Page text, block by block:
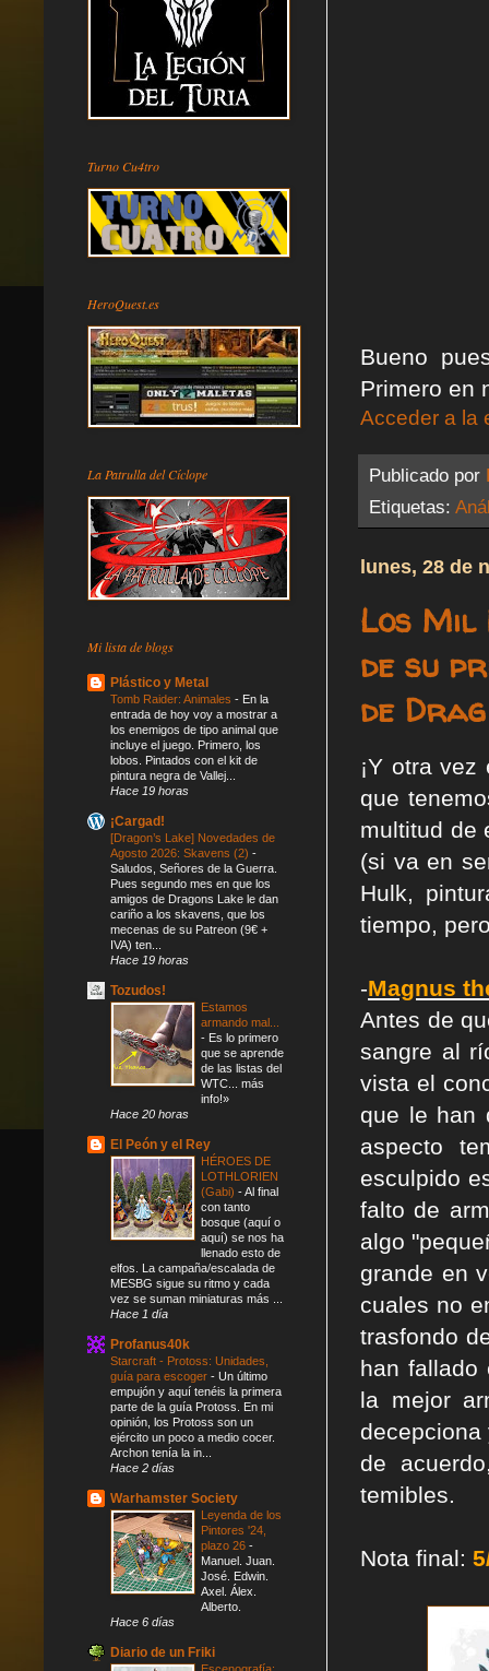
Bueno
Primero en
Acceder a la
Publicado por
Etiquetas:
lunes, 28 de
Los Mil
de su
de
¡Y otra
que
multitud de
(si va en
Hulk,
tiempo,
-Magnus
Antes de
sangre al
vista el
que le han
aspecto
esculpido
falto de
algo
grande en
cuales no
trasfondo
han fallado
la mejor
decepciona
de
temibles.
Nota final:
Turno Cu4tro
HeroQuest.es
La Patrulla del Cíclope
Mi lista de blogs
Plástico y Metal
Tomb Raider: Animales - En la
entrada de hoy voy a mostrar a
los enemigos de tipo animal que
incluye el juego. Primero, los
lobos. Pintados con el kit de
pintura negra de Vallej...
Hace 19 horas
¡Cargad!
[Dragon’s Lake] Novedades de
Agosto 2026: Skavens (2) -
Saludos, Señores de la Guerra.
Pues segundo mes en que los
amigos de Dragons Lake le dan
cariño a los skavens, que los
mecenas de su Patreon (9€ +
IVA) ten...
Hace 19 horas
Tozudos!
Estamos
armando mal...
- Es lo primero
que se aprende
de las listas del
WTC... más
info!»
Hace 20 horas
El Peón y el Rey
HÉROES DE
LOTHLORIEN
(Gabi) -Al final
con tanto
bosque (aquí o
aquí) se nos ha
llenado esto de
elfos. La campaña/escalada de
MESBG sigue su ritmo y cada
vez se suman miniaturas más ...
Hace 1 día
Profanus40k
Starcraft - Protoss: Unidades,
guía para escoger - Un último
empujón y aquí tenéis la primera
parte de la guía Protoss. En mi
opinión, los Protoss son un
ejército un poco a medio cocer.
Archon tenía la in...
Hace 2 días
Warhamster Society
Leyenda de los
Pintores '24,
plazo 26 -
Manuel. Juan.
José. Edwin.
Axel. Álex.
Alberto.
Hace 6 días
Diario de un Friki